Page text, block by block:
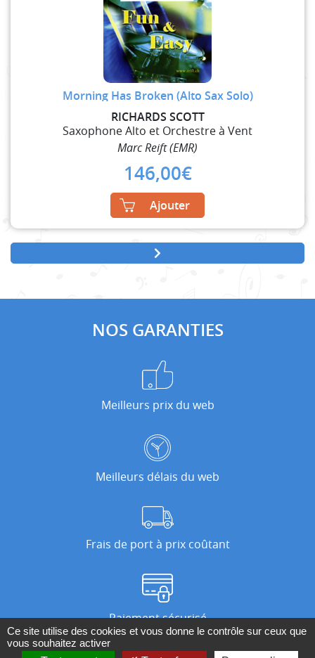
Morning Has Broken (Alto Sax Solo)
RICHARDS SCOTT
Saxophone Alto et Orchestre à Vent
Marc Reift (EMR)
146,00€
Ajouter
NOS GARANTIES
Meilleurs prix du web
Meilleurs délais du web
Frais de port à prix coûtant
Paiement sécurisé
Ce site utilise des cookies et vous donne le contrôle sur ceux que
vous souhaitez activer